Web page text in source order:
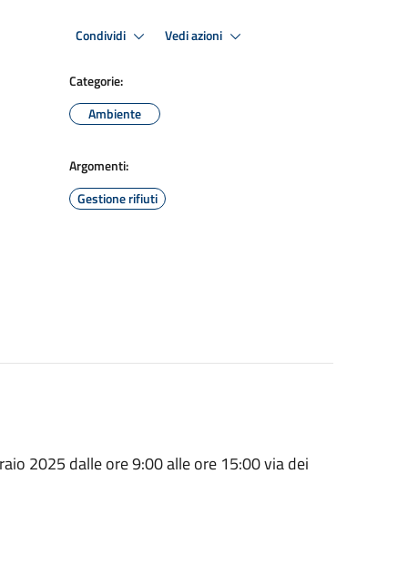
Condividi Vedi azioni
Categorie:
Ambiente
Argomenti:
Gestione rifiuti
2025 dalle ore 9:00 alle ore 15:00 via dei